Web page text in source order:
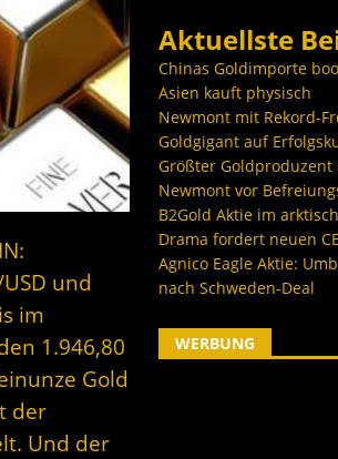
und
im
1.946,80
Gold
der
Und der
Aktuellste
Chinas Goldimporte
Asien kauft physisch
Newmont mit Rekord-
Goldgigant auf
Größter
Newmont vor
B2Gold Aktie im
Drama fordert neuen
Agnico Eagle Aktie:
nach Schweden-Deal
WERBUNG